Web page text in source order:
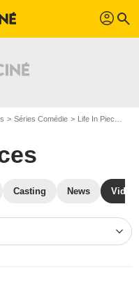
profil search
Séries Comédie Life In Pieces
Casting News